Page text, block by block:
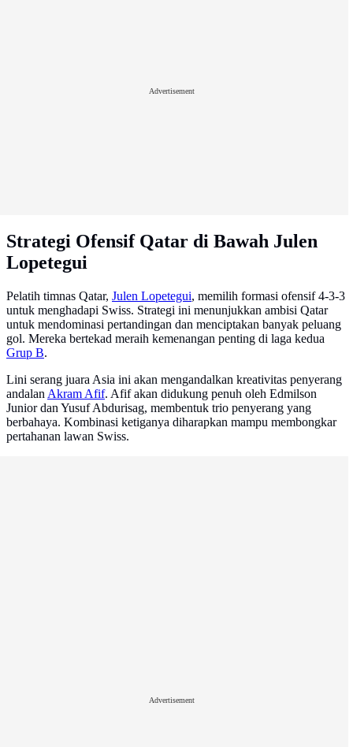
Advertisement
Strategi Ofensif Qatar di Bawah Julen
Lopetegui
Pelatih timnas Qatar, Julen Lopetegui, memilih formasi ofensif 4-3-3
untuk menghadapi Swiss. Strategi ini menunjukkan ambisi Qatar
untuk mendominasi pertandingan dan menciptakan banyak peluang
gol. Mereka bertekad meraih kemenangan penting di laga kedua
Grup B.
Lini serang juara Asia ini akan mengandalkan kreativitas penyerang
andalan Akram Afif. Afif akan didukung penuh oleh Edmilson
Junior dan Yusuf Abdurisag, membentuk trio penyerang yang
berbahaya. Kombinasi ketiganya diharapkan mampu membongkar
pertahanan lawan Swiss.
Advertisement